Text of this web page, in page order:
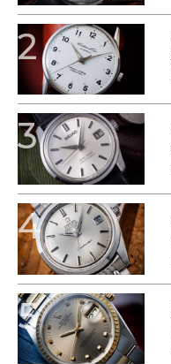
2
3
4
5